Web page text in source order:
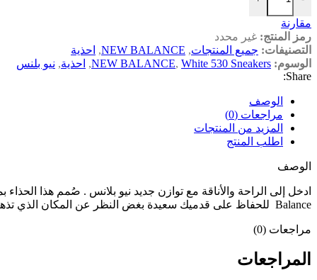
مقارنة
رمز المنتج: غير محدد
التصنيفات: جميع المنتجات,
NEW BALANCE
, احذية
الوسوم:
NEW BALANCE, White 530 Sneakers
, احذية, نيو بلنس
Share:
الوصف
مراجعات (0)
المزيد من المنتجات
اطلب المنتج
الوصف
Balance للحفاظ على قدميك سعيدة بغض النظر عن المكان الذي تذهب إليه.
مراجعات (0)
المراجعات